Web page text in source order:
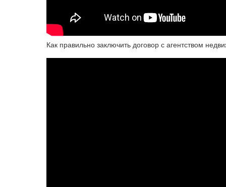
Как правильно заключить договор с агентством